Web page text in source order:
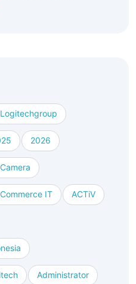
2026
IT ACTiV
Administrator